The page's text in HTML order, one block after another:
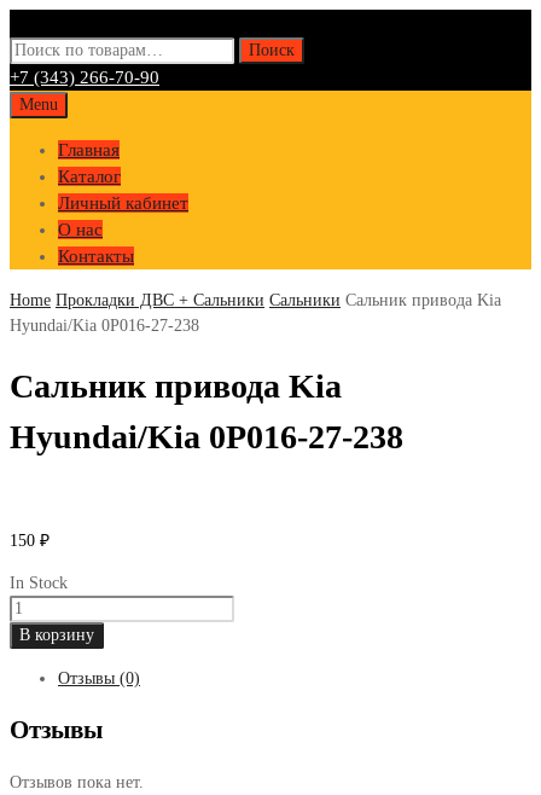
Искать: Поиск
+7 (343) 266-70-90
Skip
content
Menu
Главная
Каталог
Личный кабинет
О нас
Контакты
Home Прокладки ДВС + Сальники Сальники Сальник привода Kia
Hyundai/Kia 0P016-27-238
Сальник привода Kia
Hyundai/Kia 0P016-27-238
150 ₽
In Stock
Количество
товара
привода
Hyundai/Kia
27-
В корзину
Отзывы (0)
Отзывы
Отзывов пока нет.